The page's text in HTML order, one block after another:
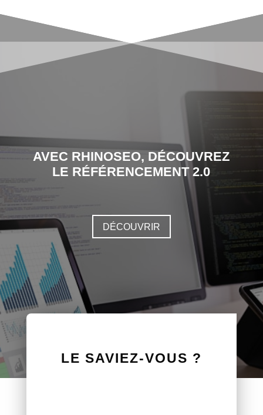
AVEC RHINOSEO, DÉCOUVREZ
LE RÉFÉRENCEMENT 2.0
DÉCOUVRIR
LE SAVIEZ-VOUS ?